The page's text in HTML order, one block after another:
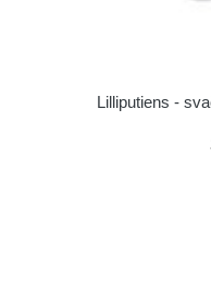
Lilliputiens -